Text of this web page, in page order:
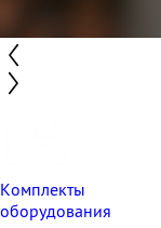
Комплекты
оборудования